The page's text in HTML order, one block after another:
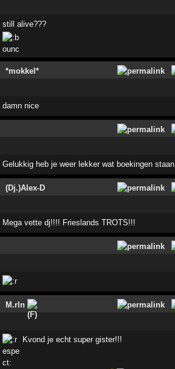
still alive???
*mokkel*
damn nice
Gelukkig heb je weer lekker wat boekingen staan
(Dj.)Alex-D
Mega vette dj!!!! Frieslands TROTS!!!
M.rln
Kvond je echt super gister!!!